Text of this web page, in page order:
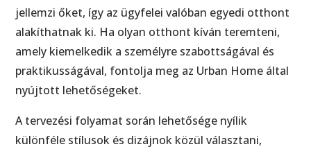
jellemzi őket, így az ügyfelei valóban egyedi otthont
alakíthatnak ki. Ha olyan otthont kíván teremteni,
amely kiemelkedik a személyre szabottságával és
praktikusságával, fontolja meg az Urban Home által
nyújtott lehetőségeket.
A tervezési folyamat során lehetősége nyílik
különféle stílusok és dizájnok közül választani,